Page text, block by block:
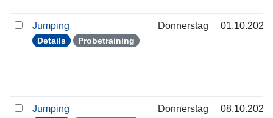
Jumping
Details Probetraining
Donnerstag 01.10.2026
Jumping Donnerstag 08.10.2026